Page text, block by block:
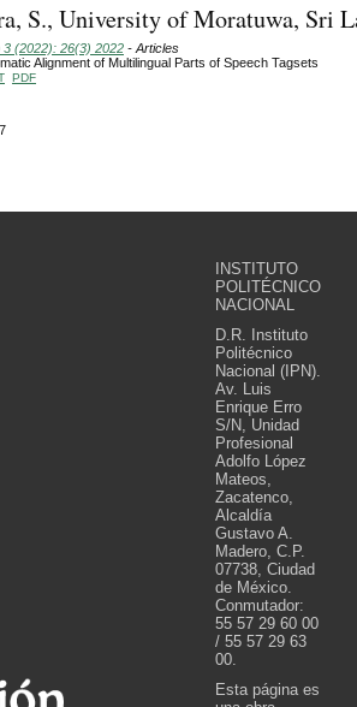
S., University of Moratuwa, Sri
3 (2022): 26(3) 2022 - Articles
Alignment of Multilingual Parts of Speech Tagsets
PDF
INSTITUTO
POLITÉCNICO
NACIONAL
D.R. Instituto
Politécnico
Nacional (IPN).
Av. Luis
Enrique Erro
S/N, Unidad
Profesional
Adolfo López
Mateos,
Zacatenco,
Alcaldía
Gustavo A.
Madero, C.P.
07738, Ciudad
de México.
Conmutador:
55 57 29 60 00
/ 55 57 29 63
00.
Esta página es